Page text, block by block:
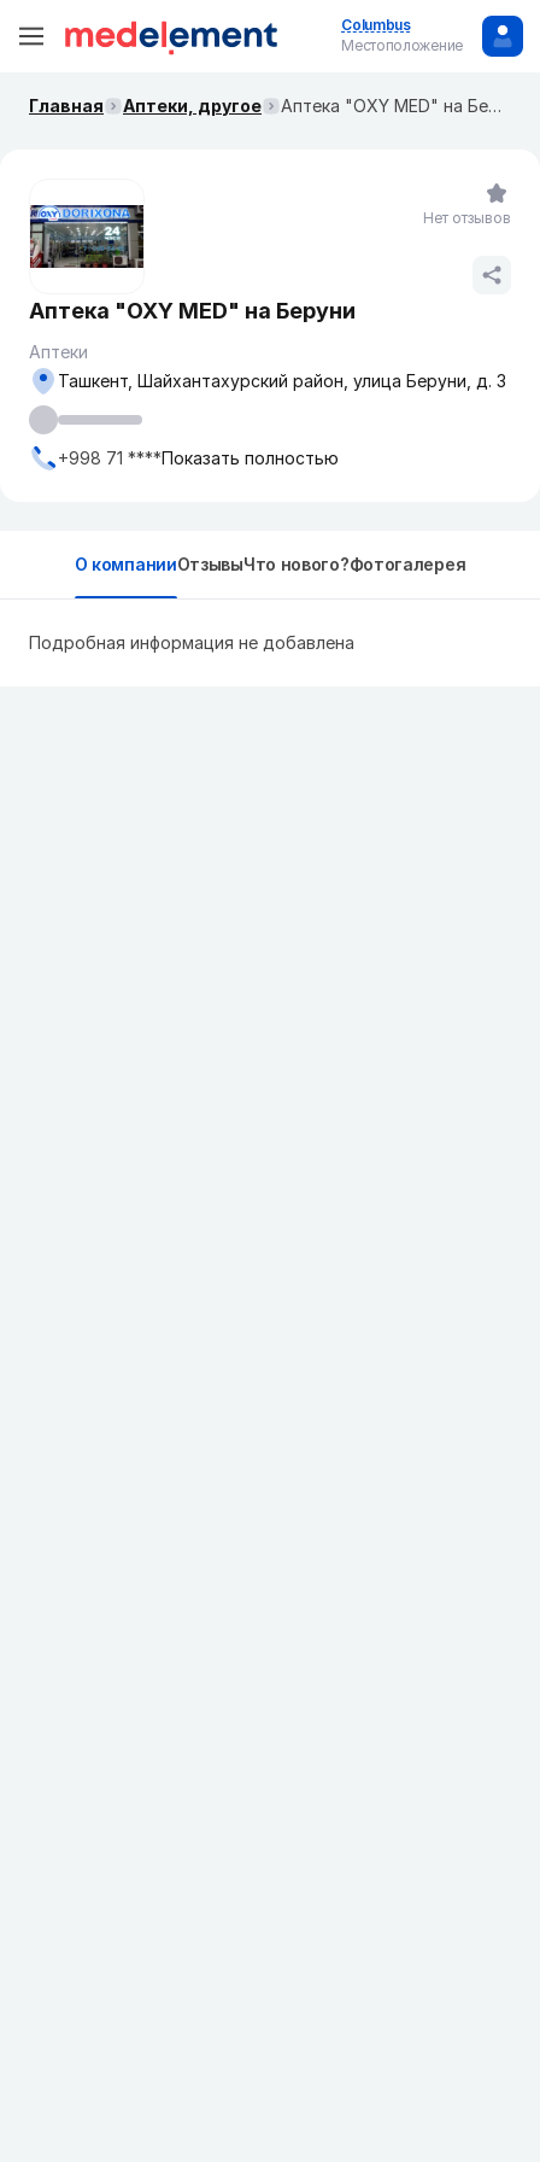
Columbus
Местоположение
Главная Аптеки, другое Аптека "OXY MED" на Беруни
Аптека "OXY MED" на Беруни
Аптеки
Ташкент, Шайхантахурский район, улица Беруни, д. 3
+998 71 ****Показать полностью
Нет отзывов
О компанииОтзывыЧто нового?Фотогалерея
Подробная информация не добавлена